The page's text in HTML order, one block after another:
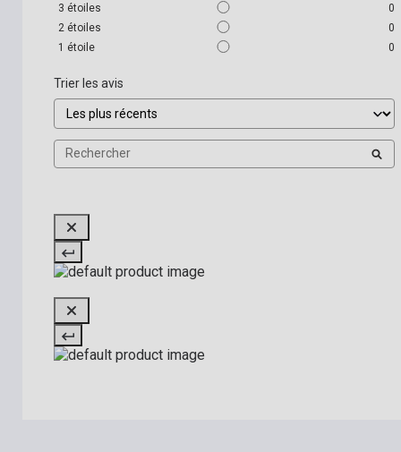
3 étoiles
0
2 étoiles
0
1 étoile 0
Trier les avis